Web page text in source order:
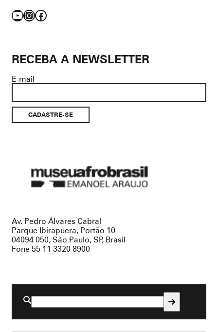
YouTube
Instagram
Facebook
RECEBA A NEWSLETTER
E-mail
Museu
Av. Pedro Álvares Cabral
Parque Ibirapuera, Portão 10
04094 050, São Paulo, SP, Brasil
Fone 55 11 3320 8900
Buscar
por: